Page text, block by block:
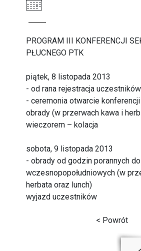
PROGRAM III KONFERENCJI
PŁUCNEGO PTK
piątek, 8 listopada 2013
- od rana rejestracja uczestników
- ceremonia otwarcie
obrady (w przerwach kawa i
wieczorem – kolacja
sobota, 9 listopada 2013
- obrady od godzin porannych do
wczesnopopołudniowych (w
herbata oraz lunch)
wyjazd uczestników
< Powrót